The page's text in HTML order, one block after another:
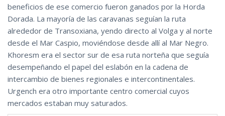
beneficios de ese comercio fueron ganados por la Horda
Dorada. La mayoría de las caravanas seguían la ruta
alrededor de Transoxiana, yendo directo al Volga y al norte
desde el Mar Caspio, moviéndose desde allí al Mar Negro.
Khoresm era el sector sur de esa ruta norteña que seguía
desempeñando el papel del eslabón en la cadena de
intercambio de bienes regionales e intercontinentales.
Urgench era otro importante centro comercial cuyos
mercados estaban muy saturados.